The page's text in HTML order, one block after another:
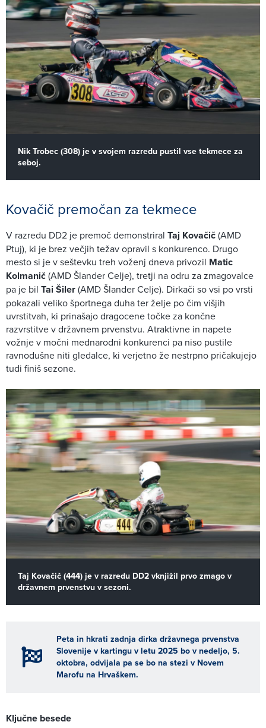
Nik Trobec (308) je v svojem razredu pustil vse tekmece za
seboj.
Kovačič premočan za tekmece
V razredu DD2 je premoč demonstriral Taj Kovačič(AMD
Ptuj), ki je brez večjih težav opravil s konkurenco. Drugo
mesto si je v seštevku treh voženj dneva privozil Matic
Kolmanič(AMD Šlander Celje), tretji na odru za zmagovalce
pa je bil Tai Šiler(AMD Šlander Celje). Dirkači so vsi po vrsti
pokazali veliko športnega duha ter želje po čim višjih
uvrstitvah, ki prinašajo dragocene točke za končne
razvrstitve v državnem prvenstvu. Atraktivne in napete
vožnje v močni mednarodni konkurenci pa niso pustile
ravnodušne niti gledalce, ki verjetno že nestrpno pričakujejo
tudi finiš sezone.
Taj Kovačič (444) je v razredu DD2 vknjižil prvo zmago v
državnem prvenstvu v sezoni.
Peta in hkrati zadnja dirka državnega prvenstva
Slovenije v kartingu v letu 2025 bo v nedeljo, 5.
oktobra, odvijala pa se bo na stezi v Novem
Marofu na Hrvaškem.
Ključne besede